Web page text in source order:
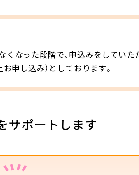
なった段階で、申込みをしていた
申し込み）としております。
サポートします